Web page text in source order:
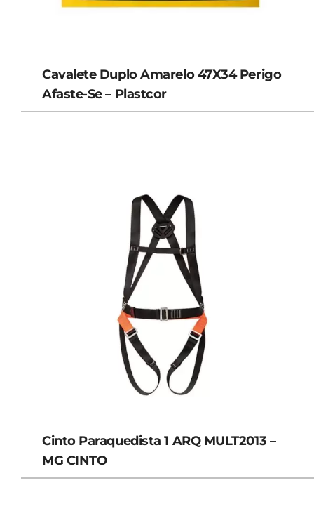
Cavalete Duplo Amarelo 47X34 Perigo
Afaste-Se – Plastcor
Cinto Paraquedista 1 ARQ MULT2013 –
MG CINTO